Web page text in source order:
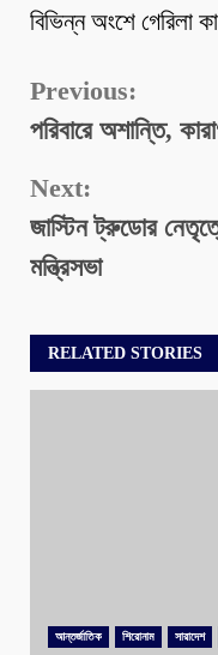
বিভিন্ন অংশে গেরিলা
Continue
Reading
Previous:
পরিবারে অশান্তি,
Next:
জাস্টিন ট্রুডোর
মন্ত্রিসভা
RELATED STORIES
আন্তর্জাতিক শিরোনাম সারাদেশ